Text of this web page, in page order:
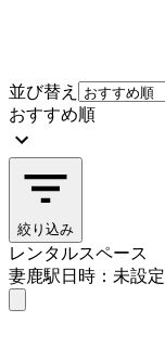
並び替え
おすすめ順
絞り込み
レンタルスペース
妻鹿駅日時：未設定